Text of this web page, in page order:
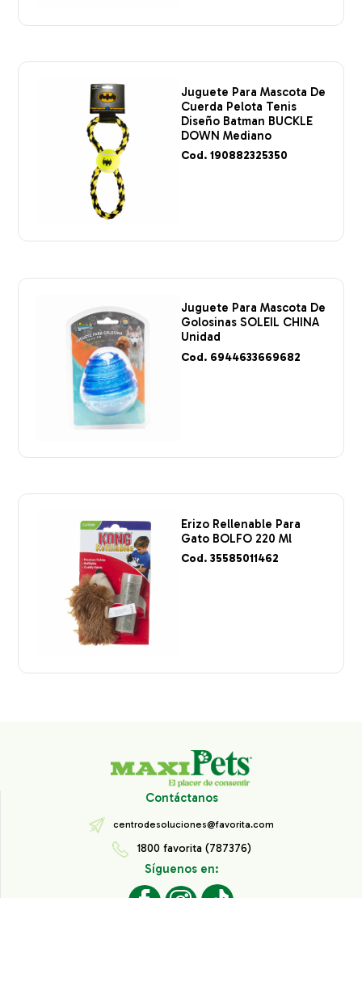
Juguete Para Mascota De
Cuerda Pelota Tenis
Diseño Batman BUCKLE
DOWN Mediano
Cod. 190882325350
Juguete Para Mascota De
Golosinas SOLEIL CHINA
Unidad
Cod. 6944633669682
Erizo Rellenable Para
Gato BOLFO 220 Ml
Cod. 35585011462
Contáctanos
centrodesoluciones@favorita.com
1800 favorita (787376)
Síguenos en: